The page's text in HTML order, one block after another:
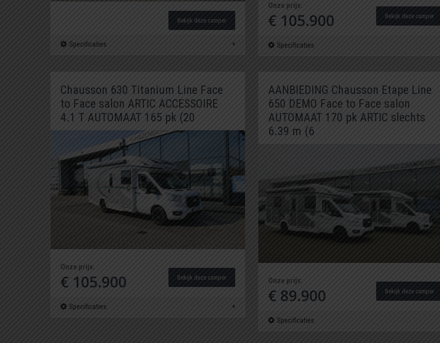
Bekijk deze camper
Specificaties
Onze prijs:
€ 105.900 Bekijk deze camper
Specificaties
Chausson 630 Titanium Line Face
to Face salon ARTIC ACCESSOIRE
4.1 T AUTOMAAT 165 pk (20
Onze prijs:
€ 105.900 Bekijk deze camper
Specificaties
AANBIEDING Chausson Etape Line
650 DEMO Face to Face salon
AUTOMAAT 170 pk ARTIC slechts
6.39 m (6
Onze prijs:
€ 89.900 Bekijk deze camper
Specificaties